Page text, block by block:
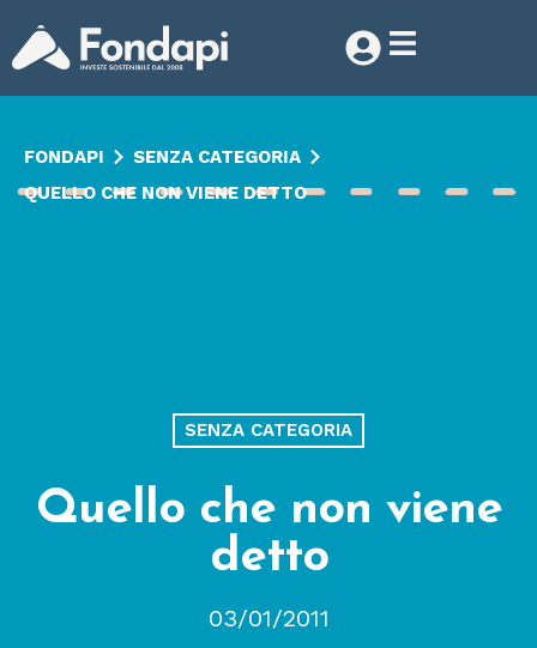
FONDAPI
SENZA CATEGORIA
QUELLO CHE NON VIENE DETTO
SENZA CATEGORIA
Quello che non viene
detto
03/01/2011